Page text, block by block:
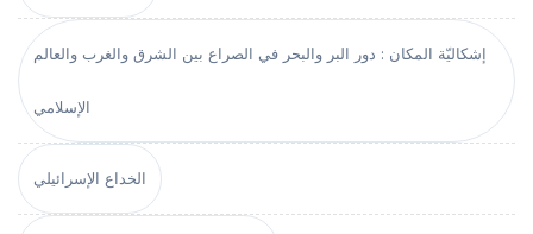
إشكاليّة المكان : دور البر والبحر في الصراع بين الشرق والغرب والعالم
الإسلامي
الخداع الإسرائيلي